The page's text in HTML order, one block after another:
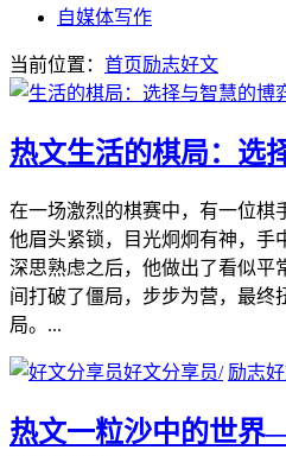
自媒体写作
当前位置： 首页励志好文
热文生活的棋局：选
在一场激烈的棋赛中，有一位棋
他眉头紧锁，目光炯炯有神，手
深思熟虑之后，他做出了看似平
间打破了僵局，步步为营，最终
局。...
好文分享员/ 励志
热文一粒沙中的世